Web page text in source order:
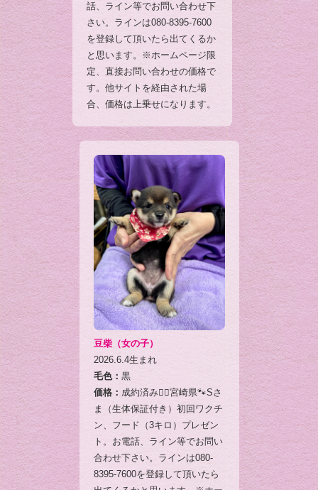
話、ライン等でお問い合わせ下
さい。ラインは080-8395-7600
を登録して頂いたら出てくるか
と思います。※ホームページ限
定、直接お問い合わせの価格で
す。他サイトを経由された場
合、価格は上乗せになります。
豆柴（女の子）
2026.6.4生まれ
毛色： 黒
価格： 成約済み🙇‍♂️宮崎県🐾Sさ
ま（生体保証付き）初回ワクチ
ン、フード（3キロ）プレゼン
ト。お電話、ライン等でお問い
合わせ下さい。ラインは080-
8395-7600を登録して頂いたら